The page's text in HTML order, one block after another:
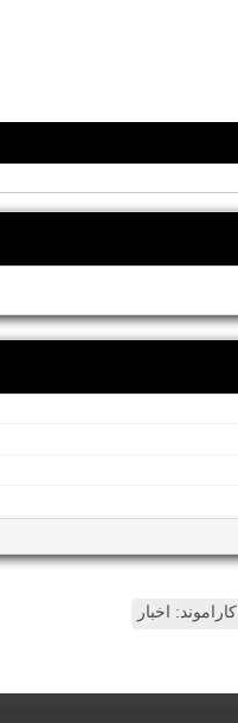
کاراموند: اخبار